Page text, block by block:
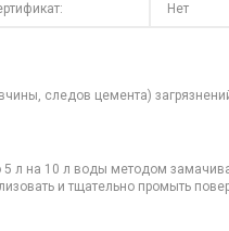
Нет
следов цемента)
5 л на 10 л воды методом
и тщательно промыть